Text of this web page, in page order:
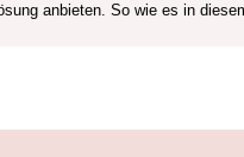
anbieten. So wie es in